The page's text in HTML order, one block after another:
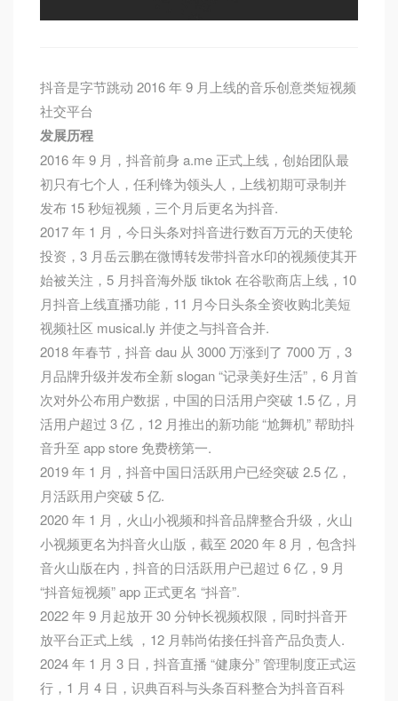
抖音是字节跳动 2016 年 9 月上线的音乐创意类短视频
社交平台
发展历程
2016 年 9 月，抖音前身 a.me 正式上线，创始团队最
初只有七个人，任利锋为领头人，上线初期可录制并
发布 15 秒短视频，三个月后更名为抖音.
2017 年 1 月，今日头条对抖音进行数百万元的天使轮
投资，3 月岳云鹏在微博转发带抖音水印的视频使其开
始被关注，5 月抖音海外版 tiktok 在谷歌商店上线，10
月抖音上线直播功能，11 月今日头条全资收购北美短
视频社区 musical.ly 并使之与抖音合并.
2018 年春节，抖音 dau 从 3000 万涨到了 7000 万，3
月品牌升级并发布全新 slogan “记录美好生活”，6 月首
次对外公布用户数据，中国的日活用户突破 1.5 亿，月
活用户超过 3 亿，12 月推出的新功能 “尬舞机” 帮助抖
音升至 app store 免费榜第一.
2019 年 1 月，抖音中国日活跃用户已经突破 2.5 亿，
月活跃用户突破 5 亿.
2020 年 1 月，火山小视频和抖音品牌整合升级，火山
小视频更名为抖音火山版，截至 2020 年 8 月，包含抖
音火山版在内，抖音的日活跃用户已超过 6 亿，9 月
“抖音短视频” app 正式更名 “抖音”.
2022 年 9 月起放开 30 分钟长视频权限，同时抖音开
放平台正式上线 ，12 月韩尚佑接任抖音产品负责人.
2024 年 1 月 3 日，抖音直播 “健康分” 管理制度正式运
行，1 月 4 日，识典百科与头条百科整合为抖音百科